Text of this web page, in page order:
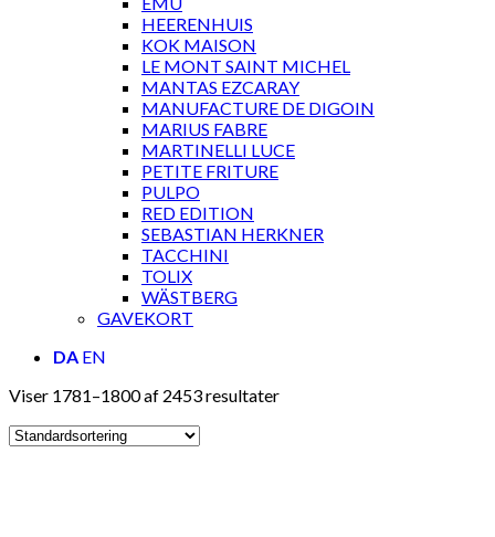
HEERENHUIS
KOK MAISON
LE MONT SAINT MICHEL
MANTAS EZCARAY
MANUFACTURE DE DIGOIN
MARIUS FABRE
MARTINELLI LUCE
PETITE FRITURE
PULPO
RED EDITION
SEBASTIAN HERKNER
TACCHINI
TOLIX
WÄSTBERG
GAVEKORT
DA EN
Viser 1781–1800 af 2453 resultater